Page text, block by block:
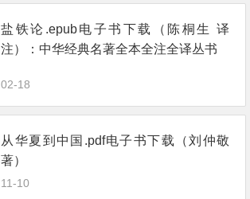
盐铁论.epub电子书下载（陈桐生 译
注）：中华经典名著全本全注全译丛书
02-18
从华夏到中国.pdf电子书下载（刘仲敬
著）
11-10